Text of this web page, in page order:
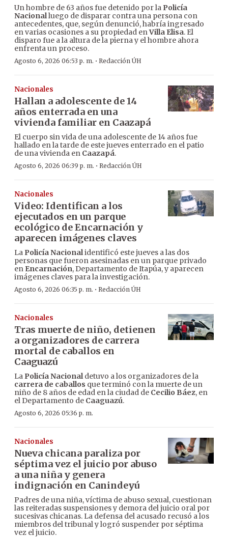
Un hombre de 63 años fue detenido por la Policía
Nacionalluego de disparar contra una persona con
antecedentes, que, según denunció, habría ingresado
en varias ocasiones a su propiedad enVilla Elisa. El
disparo fue a la altura de la pierna y el hombre ahora
enfrenta un proceso.
Agosto 6, 2026 06:53 p. m. · Redacción ÚH
Nacionales
Hallan a adolescente de 14
años enterrada en una
vivienda familiar en Caazapá
El cuerpo sin vida de una adolescente de 14 años fue
hallado en la tarde de este jueves enterrado en el patio
de una vivienda en Caazapá.
Agosto 6, 2026 06:39 p. m. · Redacción ÚH
Nacionales
Video: Identifican a los
ejecutados en un parque
ecológico de Encarnación y
aparecen imágenes claves
La Policía Nacionalidentificó este jueves a las dos
personas que fueron asesinadas en un parque privado
en Encarnación, Departamento de Itapúa, y aparecen
imágenes claves para la investigación.
Agosto 6, 2026 06:35 p. m. · Redacción ÚH
Nacionales
Tras muerte de niño, detienen
a organizadores de carrera
mortal de caballos en
Caaguazú
La Policía Nacionaldetuvo a los organizadores de la
carrera de caballos que terminó con la muerte de un
niño de 8 años de edad en la ciudad de Cecilio Báez, en
el Departamento de Caaguazú.
Agosto 6, 2026 05:36 p. m.
Nacionales
Nueva chicana paraliza por
séptima vez el juicio por abuso
a una niña y genera
indignación en Canindeyú
Padres de una niña, víctima de abuso sexual, cuestionan
las reiteradas suspensiones y demora del juicio oral por
sucesivas chicanas. La defensa del acusado recusó a los
miembros del tribunal y logró suspender por séptima
vez el juicio.